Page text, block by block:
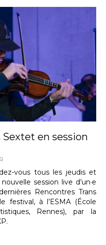
en session
vous tous les jeudis et
session live d’un·e
Rencontres Trans
festival, à l’ESMA (École
Rennes), par la